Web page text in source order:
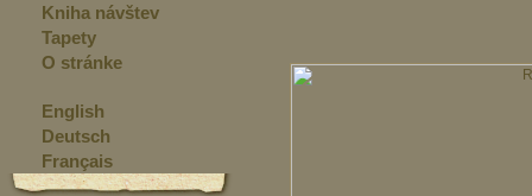
Kniha návštev
Tapety
O stránke
English
Deutsch
Français